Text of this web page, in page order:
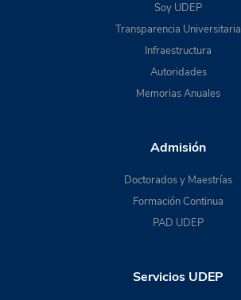
Soy UDEP
Transparencia Universitaria
Infraestructura
Autoridades
Memorias Anuales
Admisión
Doctorados y Maestrías
Formación Continua
PAD UDEP
Servicios UDEP